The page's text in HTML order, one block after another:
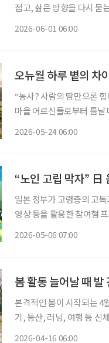
접고, 삶은 방향을 다시 묻는다. 그래서 6
2026-06-01 06:00
오뉴월 하루 볕의 차
“농사? 사람의 땀만으론
마을 어르신들로부터 틈날 때마다
2026-05-24 06:00
“노인 고립 막자” 日
일본 정부가 고령층의 고
영상 등을 활용한 참여형
2026-05-06 07:00
봄 활동 늘어날 때 발
본격적인 봄이 시작되는 4
기, 등산, 러닝, 여행 등 신
2026-04-16 06:00